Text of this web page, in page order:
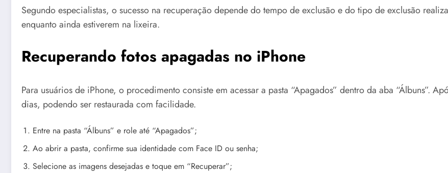
Segundo especialistas, o sucesso na recuperação depende do tempo de exclusão e do tipo de exclusão
enquanto ainda estiverem na lixeira.
Recuperando fotos apagadas no iPhone
Para usuários de iPhone, o procedimento consiste em acessar a pasta “Apagados” dentro da aba “Álbuns”.
dias, podendo ser restaurada com facilidade.
Entre na pasta “Álbuns” e role até “Apagados”;
Ao abrir a pasta, confirme sua identidade com Face ID ou senha;
Selecione as imagens desejadas e toque em “Recuperar”;